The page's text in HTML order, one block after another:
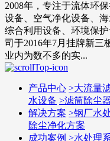
2008年，专注于流体环
设备、空气净化设备、
综合利用设备、环境保
司于2016年7月挂牌新三
业内为数不多的实...
产品中心 >大流量
水设备 >滤筒除尘
解决方案 >钢厂水
除尘净化方案
成功案例 >水处理